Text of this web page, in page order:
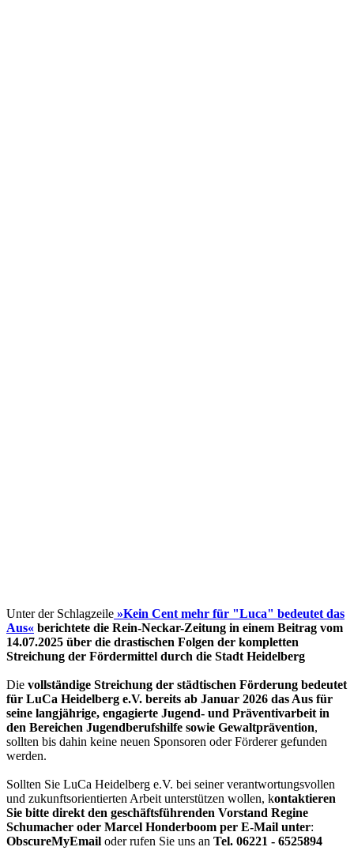
Unter der Schlagzeile »Kein Cent mehr für "Luca" bedeutet das
Aus« berichtete die Rein-Neckar-Zeitung in einem Beitrag vom
14.07.2025 über die drastischen Folgen der kompletten
Streichung der Fördermittel durch die Stadt Heidelberg
Die vollständige Streichung der städtischen Förderung bedeutet
für LuCa Heidelberg e.V. bereits ab Januar 2026 das Aus für
seine langjährige, engagierte Jugend- und Präventivarbeit in
den Bereichen Jugendberufshilfe sowie Gewaltprävention,
sollten bis dahin keine neuen Sponsoren oder Förderer gefunden
werden.
Sollten Sie LuCa Heidelberg e.V. bei seiner verantwortungsvollen
und zukunftsorientierten Arbeit unterstützen wollen, kontaktieren
Sie bitte direkt den geschäftsführenden Vorstand Regine
Schumacher oder Marcel Honderboom per E-Mail unter:
ObscureMyEmail oder rufen Sie uns an Tel. 06221 - 6525894